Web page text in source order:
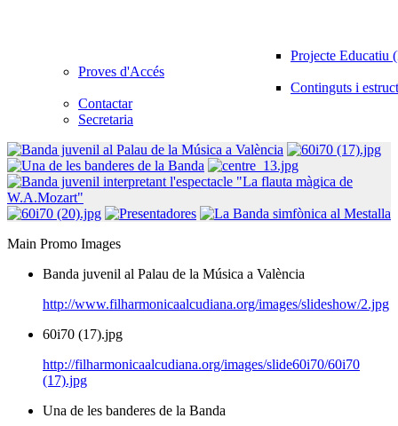
Projecte Educatiu
Proves d'Accés
Continguts i
Contactar
Secretaria
Main Promo Images
Banda juvenil al Palau de la Música a València
http://www.filharmonicaalcudiana.org/images/slideshow/2.jpg
60i70 (17).jpg
http://filharmonicaalcudiana.org/images/slide60i70/60i70
(17).jpg
Una de les banderes de la Banda